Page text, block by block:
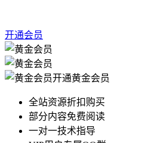
开通会员
开通黄金会员
全站资源折扣购买
部分内容免费阅读
一对一技术指导